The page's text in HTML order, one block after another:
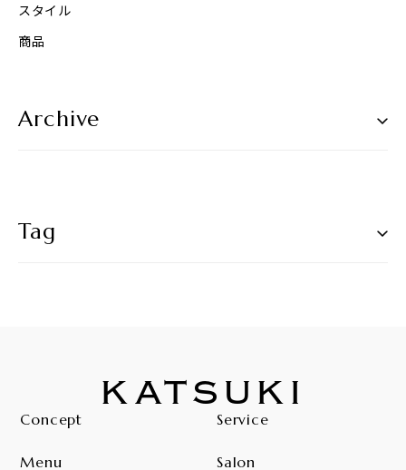
スタイル
商品
Archive
Tag
KATSUKI
Concept Service
Menu Salon